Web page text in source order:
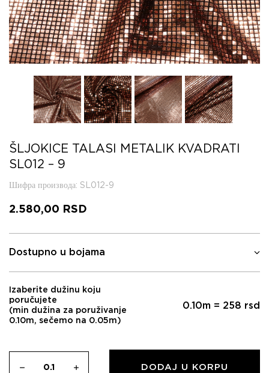
ŠLJOKICE TALASI METALIK KVADRATI
SL012 – 9
Шифра производа: SL012-9
2.580,00 RSD
Dostupno u bojama
Izaberite dužinu koju
poručujete
(min dužina za poruživanje
0.10m, sečemo na 0.05m)
0.10m = 258 rsd
DODAJ U KORPU